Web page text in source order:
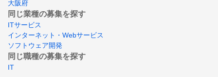
大阪府
同じ業種の募集を探す
ITサービス
インターネット・Webサービス
ソフトウェア開発
同じ職種の募集を探す
IT